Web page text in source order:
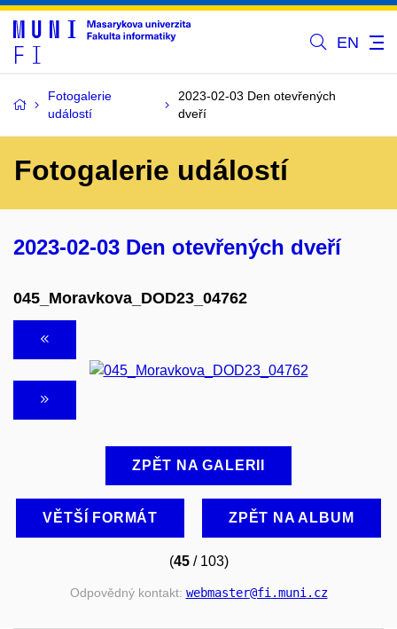
EN
Fotogalerie
událostí
2023-02-03 Den otevřených
dveří
Fotogalerie událostí
2023-02-03 Den otevřených dveří
045_Moravkova_DOD23_04762
ZPĚT NA GALERII
VĚTŠÍ FORMÁT ZPĚT NA ALBUM
(45/ 103)
Odpovědný kontakt: webmaster@fi.muni.cz